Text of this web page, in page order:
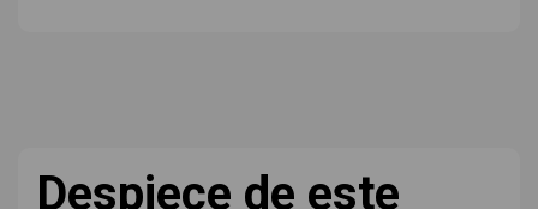
Despiece de este